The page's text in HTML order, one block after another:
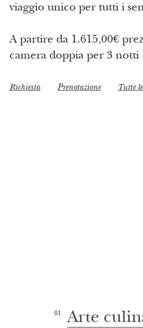
viaggio unico per tutti i
A partire da 1.615,00€
camera doppia per 3 notti
Richiesta Prenotazione Tutte
01 Arte